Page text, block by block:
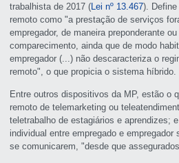
trabalhista de 2017 ( Lei nº 13.467).
remoto como "a prestação de serviços
empregador, de maneira preponderante
comparecimento, ainda que de modo
empregador (...) não descaracteriza o
remoto", o que propicia o sistema híbrido.
Entre outros dispositivos da MP, estão o
remoto de telemarketing ou
teletrabalho de estagiários e aprendizes;
individual entre empregado e
se comunicarem, "desde que